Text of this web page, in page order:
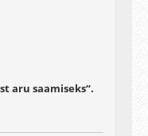
aru saamiseks“.